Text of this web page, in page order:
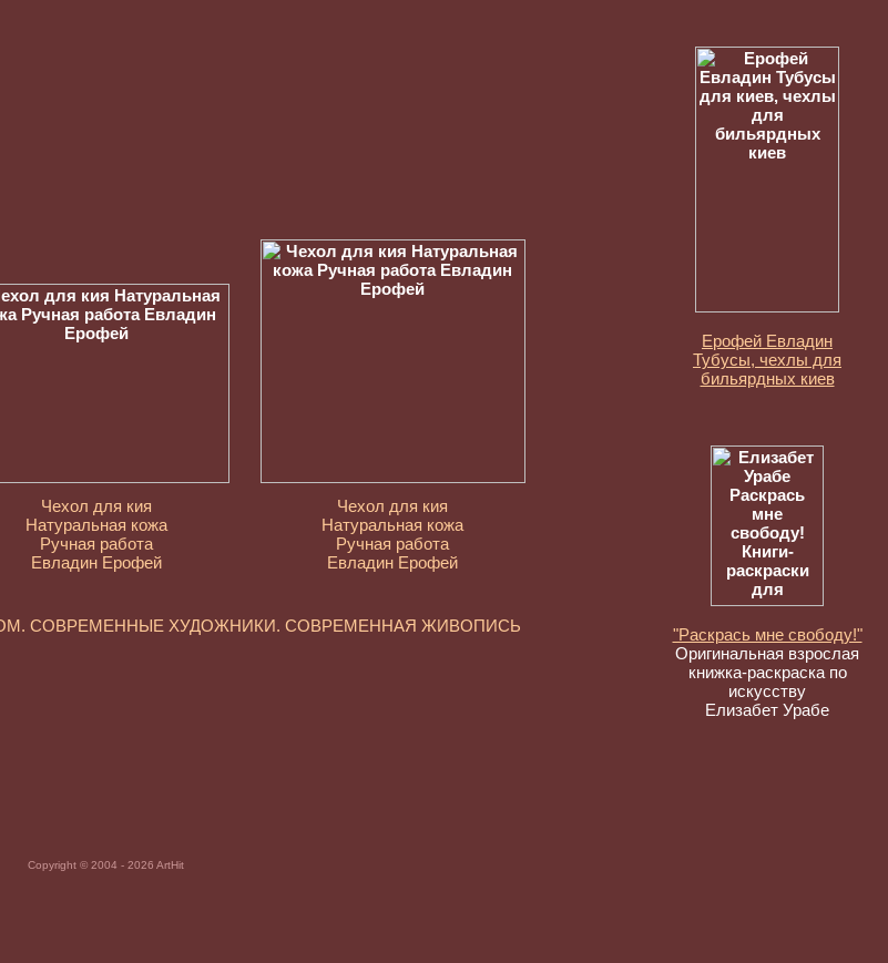
Чехол для кия
Натуральная кожа
Ручная работа
Евладин Ерофей
Чехол для кия
Натуральная кожа
Ручная работа
Евладин Ерофей
СОВРЕМЕННЫЕ ХУДОЖНИКИ. СОВРЕМЕННАЯ ЖИВОПИСЬ
Copyright © 2004 - 2026 ArtHit
Ерофей Евладин
Тубусы, чехлы для
бильярдных киев
"Раскрась мне свободу!"
Оригинальная взрослая
книжка-раскраска по
искусству
Елизабет Урабе